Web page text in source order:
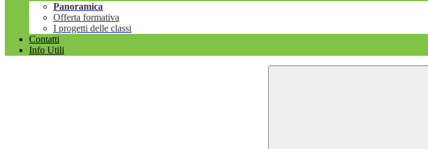
Panoramica
Offerta formativa
I progetti delle classi
Contatti
Info Utili